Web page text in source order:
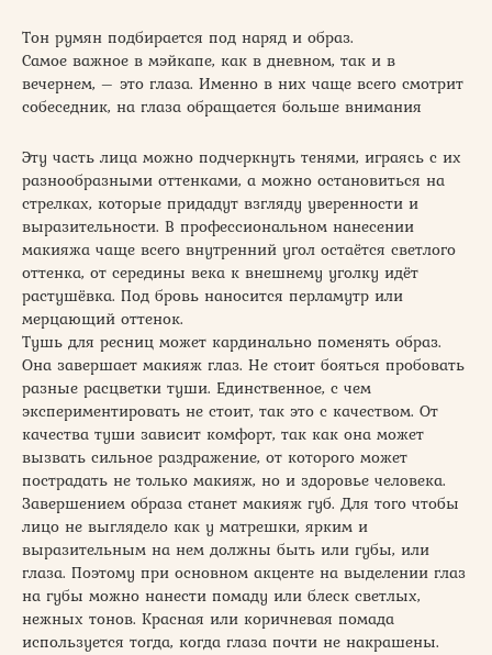
Тон румян подбирается под наряд и образ.
Самое важное в мэйкапе, как в дневном, так и в
вечернем, – это глаза. Именно в них чаще всего смотрит
собеседник, на глаза обращается больше внимания
Эту часть лица можно подчеркнуть тенями, играясь с их
разнообразными оттенками, а можно остановиться на
стрелках, которые придадут взгляду уверенности и
выразительности. В профессиональном нанесении
макияжа чаще всего внутренний угол остаётся светлого
оттенка, от середины века к внешнему уголку идёт
растушёвка. Под бровь наносится перламутр или
мерцающий оттенок.
Тушь для ресниц может кардинально поменять образ.
Она завершает макияж глаз. Не стоит бояться пробовать
разные расцветки туши. Единственное, с чем
экспериментировать не стоит, так это с качеством. От
качества туши зависит комфорт, так как она может
вызвать сильное раздражение, от которого может
пострадать не только макияж, но и здоровье человека.
Завершением образа станет макияж губ. Для того чтобы
лицо не выглядело как у матрешки, ярким и
выразительным на нем должны быть или губы, или
глаза. Поэтому при основном акценте на выделении глаз
на губы можно нанести помаду или блеск светлых,
нежных тонов. Красная или коричневая помада
используется тогда, когда глаза почти не накрашены.